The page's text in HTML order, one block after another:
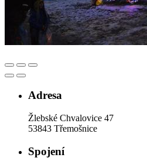
Adresa
Žlebské Chvalovice 47
53843 Třemošnice
Spojení